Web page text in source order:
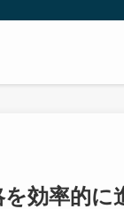
効率的に